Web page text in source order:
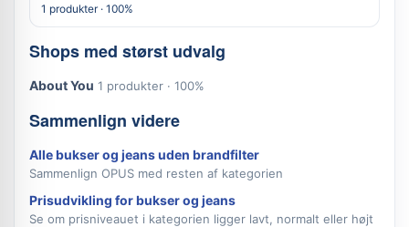
1 produkter · 100%
Shops med størst udvalg
About You 1 produkter · 100%
Sammenlign videre
Alle bukser og jeans uden brandfilter
Sammenlign OPUS med resten af kategorien
Prisudvikling for bukser og jeans
Se om prisniveauet i kategorien ligger lavt, normalt eller højt